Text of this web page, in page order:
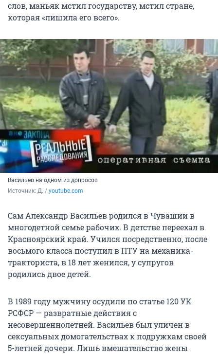
слов, маньяк мстил государству, мстил стране,
которая «лишила его всего».
Васильев на одном из допросов
Источник: Д. / youtube.com
Сам Александр Васильев родился в Чувашии в
многодетной семье рабочих. В детстве переехал в
Красноярский край. Учился посредственно, после
восьмого класса поступил в ПТУ на механика-
тракториста, в 18 лет женился, у супругов
родились двое детей.
В 1989 году мужчину осудили по статье 120 УК
РСФСР — развратные действия с
несовершеннолетней. Васильев был уличен в
сексуальных домогательствах к подружкам своей
5-летней дочери. Лишь вмешательство жены